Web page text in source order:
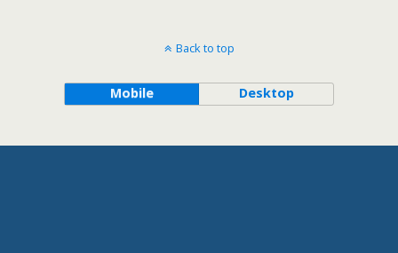
Back to top
Mobile Desktop